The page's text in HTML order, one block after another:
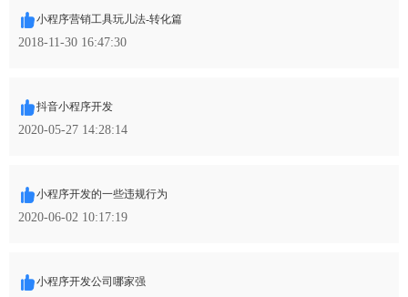
小程序营销工具玩儿法-转化篇
2018-11-30 16:47:30
抖音小程序开发
2020-05-27 14:28:14
小程序开发的一些违规行为
2020-06-02 10:17:19
小程序开发公司哪家强